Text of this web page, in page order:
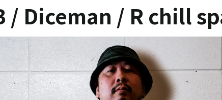
/ Diceman / R chill